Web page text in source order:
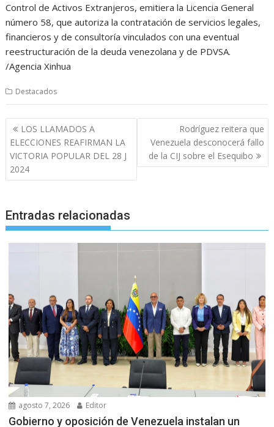
Control de Activos Extranjeros, emitiera la Licencia General
número 58, que autoriza la contratación de servicios legales,
financieros y de consultoría vinculados con una eventual
reestructuración de la deuda venezolana y de PDVSA.
/Agencia Xinhua
Destacados
Navegación
de
entradas
LOS LLAMADOS A
ELECCIONES REAFIRMAN LA
VICTORIA POPULAR DEL 28 J
2024
Rodríguez reitera que
Venezuela desconocerá fallo
de la CIJ sobre el Esequibo
Entradas relacionadas
agosto 7, 2026 Editor
Gobierno y oposición de Venezuela instalan un